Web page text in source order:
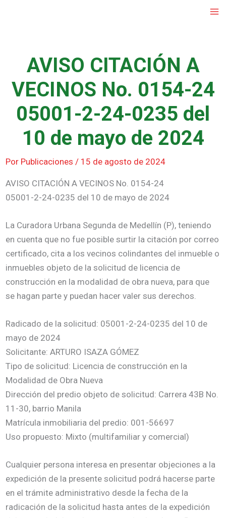
AVISO CITACIÓN A
VECINOS No. 0154-24
05001-2-24-0235 del
10 de mayo de 2024
Por Publicaciones / 15 de agosto de 2024
AVISO CITACIÓN A VECINOS No. 0154-24
05001-2-24-0235 del 10 de mayo de 2024
La Curadora Urbana Segunda de Medellín (P), teniendo
en cuenta que no fue posible surtir la citación por correo
certificado, cita a los vecinos colindantes del inmueble o
inmuebles objeto de la solicitud de licencia de
construcción en la modalidad de obra nueva, para que
se hagan parte y puedan hacer valer sus derechos.
Radicado de la solicitud: 05001-2-24-0235 del 10 de
mayo de 2024
Solicitante: ARTURO ISAZA GÓMEZ
Tipo de solicitud: Licencia de construcción en la
Modalidad de Obra Nueva
Dirección del predio objeto de solicitud: Carrera 43B No.
11-30, barrio Manila
Matrícula inmobiliaria del predio: 001-56697
Uso propuesto: Mixto (multifamiliar y comercial)
Cualquier persona interesa en presentar objeciones a la
expedición de la presente solicitud podrá hacerse parte
en el trámite administrativo desde la fecha de la
radicación de la solicitud hasta antes de la expedición